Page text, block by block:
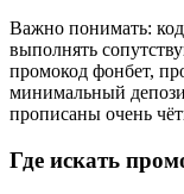
Важно понимать: код
выполнять
промокод фонбет,
минимальный
прописаны очень
Где искать